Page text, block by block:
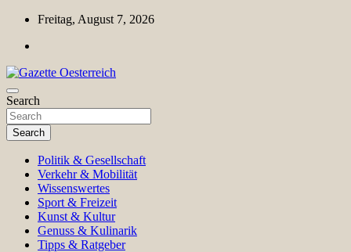
Skip
content
Freitag, August 7, 2026
Gazette Oesterreich
Magazin für Freizeit, Politik, Kultur & Wissenschaft
Search
Search
Politik & Gesellschaft
Verkehr & Mobilität
Wissenswertes
Sport & Freizeit
Kunst & Kultur
Genuss & Kulinarik
Tipps & Ratgeber